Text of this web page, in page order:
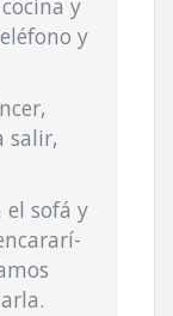
y
y
salir,
el sofá y